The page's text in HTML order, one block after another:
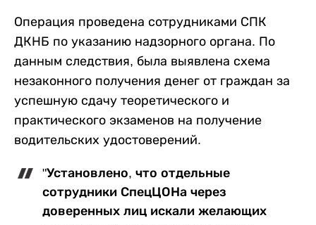
Операция проведена сотрудниками СПК
ДКНБ по указанию надзорного органа. По
данным следствия, была выявлена схема
незаконного получения денег от граждан за
успешную сдачу теоретического и
практического экзаменов на получение
водительских удостоверений.
"Установлено, что отдельные
сотрудники СпецЦОНа через
доверенных лиц искали желающих